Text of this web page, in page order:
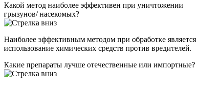
Какой метод наиболее эффективен при уничтожении
грызунов/ насекомых?
Наиболее эффективным методом при обработке является
использование химических средств против вредителей.
Какие препараты лучше отечественные или импортные?